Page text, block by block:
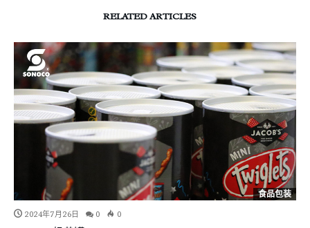
RELATED ARTICLES
食品包装
2024年7月26日 0 0